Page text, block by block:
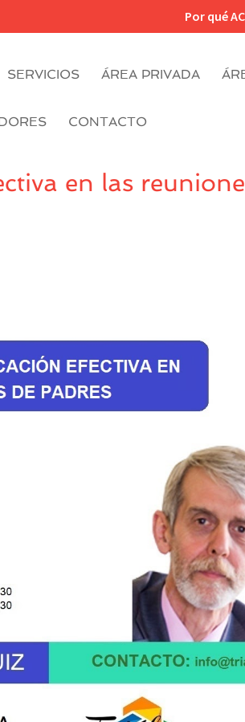
Por qué
SERVICIOS ÁREA PRIVADA
CONTACTO
en las